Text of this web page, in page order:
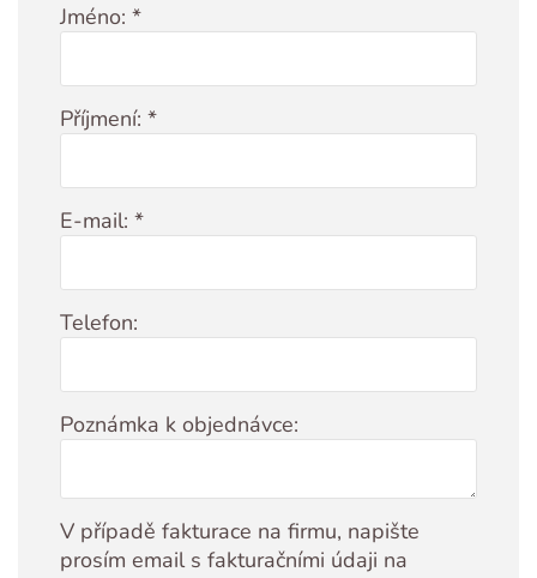
Jméno: *
Příjmení: *
E-mail: *
Telefon:
Poznámka k objednávce:
V případě fakturace na firmu, napište
prosím email s fakturačními údaji na